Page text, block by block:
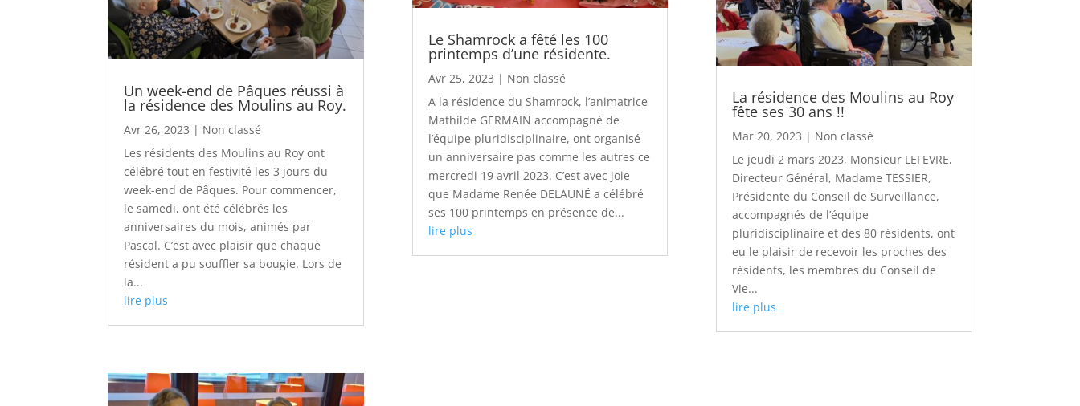
Un week-end de Pâques réussi à
la résidence des Moulins au Roy.
Avr 26, 2023 | Non classé
Les résidents des Moulins au Roy ont
célébré tout en festivité les 3 jours du
week-end de Pâques. Pour commencer,
le samedi, ont été célébrés les
anniversaires du mois, animés par
Pascal. C’est avec plaisir que chaque
résident a pu souffler sa bougie. Lors de
la...
lire plus
Le Shamrock a fêté les 100
printemps d’une résidente.
Avr 25, 2023 | Non classé
A la résidence du Shamrock, l’animatrice
Mathilde GERMAIN accompagné de
l’équipe pluridisciplinaire, ont organisé
un anniversaire pas comme les autres ce
mercredi 19 avril 2023. C’est avec joie
que Madame Renée DELAUNÉ a célébré
ses 100 printemps en présence de...
lire plus
La résidence des Moulins au Roy
fête ses 30 ans !!
Mar 20, 2023 | Non classé
Le jeudi 2 mars 2023, Monsieur LEFEVRE,
Directeur Général, Madame TESSIER,
Présidente du Conseil de Surveillance,
accompagnés de l’équipe
pluridisciplinaire et des 80 résidents, ont
eu le plaisir de recevoir les proches des
résidents, les membres du Conseil de
Vie...
lire plus